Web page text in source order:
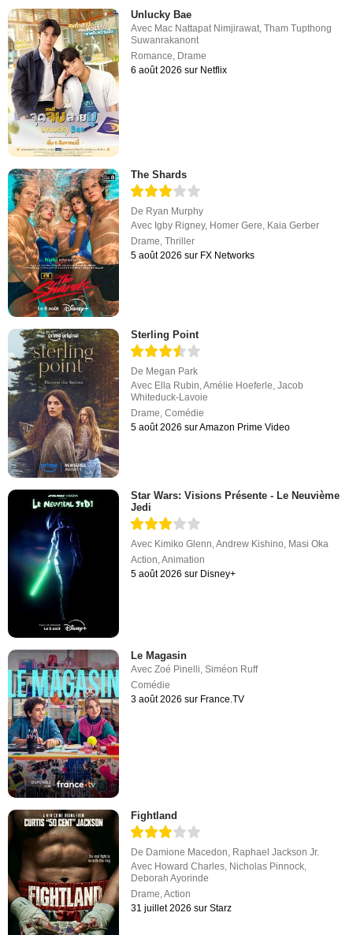
Unlucky Bae
Avec Mac Nattapat Nimjirawat ,Tham Tupthong
Suwanrakanont
Romance Drame
6 août 2026 sur Netflix
The Shards
De Ryan Murphy
Avec Igby Rigney, Homer Gere, Kaia Gerber
Drame,Thriller
5 août 2026 sur FX Networks
Sterling Point
De Megan Park
Avec Ella Rubin,Amélie Hoeferle,Jacob
Whiteduck-Lavoie
Drame,Comédie
5 août 2026 sur Amazon Prime Video
Star Wars: Visions Présente - Le Neuvième
Jedi
Avec Kimiko Glenn ,Andrew Kishino Masi Oka
Action ,Animation
5 août 2026 sur Disney+
Le Magasin
AvecZoé Pinelli,Siméon Ruff
Comédie
3 août 2026 sur France.TV
Fightland
De Damione Macedon, Raphael Jackson Jr.
Avec Howard Charles, Nicholas Pinnock,
Deborah Ayorinde
Drame,Action
31 juillet 2026 sur Starz